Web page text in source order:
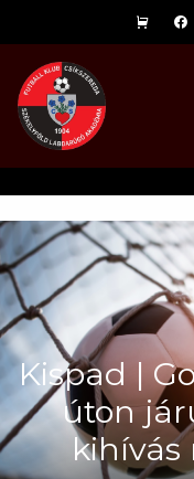
Kispad |
úton
kihívás